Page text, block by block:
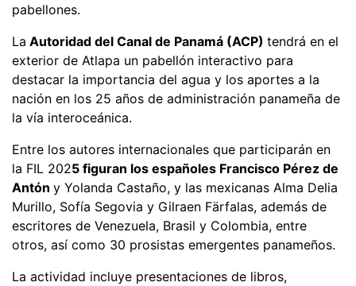
pabellones.
La Autoridad del Canal de Panamá (ACP) tendrá en el
exterior de Atlapa un pabellón interactivo para
destacar la importancia del agua y los aportes a la
nación en los 25 años de administración panameña de
la vía interoceánica.
Entre los autores internacionales que participarán en
la FIL 2025 figuran los españoles Francisco Pérez de
Antón y Yolanda Castaño, y las mexicanas Alma Delia
Murillo, Sofía Segovia y Gilraen Färfalas, además de
escritores de Venezuela, Brasil y Colombia, entre
otros, así como 30 prosistas emergentes panameños.
La actividad incluye presentaciones de libros,